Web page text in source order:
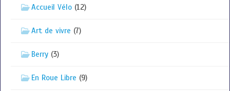
Accueil Vélo (12)
Art de vivre (7)
Berry (3)
En Roue Libre (9)